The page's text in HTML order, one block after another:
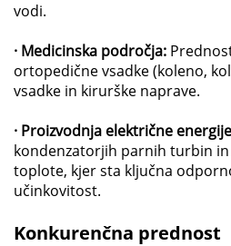
vodi.
· Medicinska področja:
ortopedične vsadke (koleno,
vsadke in kirurške naprave.
· Proizvodnja električne
kondenzatorjih parnih turbin
toplote, kjer sta ključna
učinkovitost.
Konkurenčna prednost